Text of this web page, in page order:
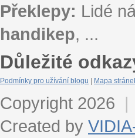
Překlepy: Lidé
handikep, ...
Důležité
Podmínky pro užívání blogu | Mapa
Copyright 2026 |
Created by